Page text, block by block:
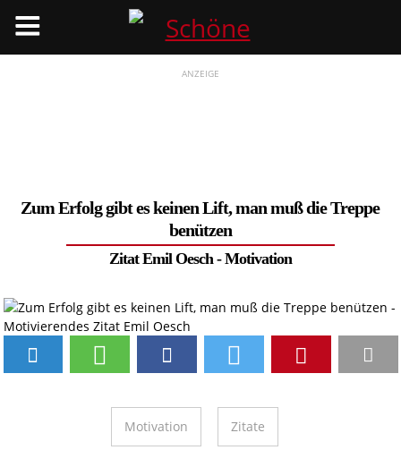
ANZEIGE
Zum Erfolg gibt es keinen Lift, man muß die Treppe
benützen
Zitat Emil Oesch -Motivation
Motivation Zitate